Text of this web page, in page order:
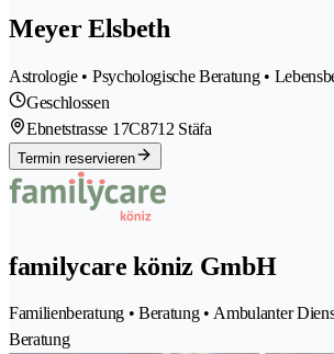
Meyer Elsbeth
Astrologie • Psychologische Beratung •
Geschlossen
Ebnetstrasse 17C8712 Stäfa
Termin reservieren
familycare köniz GmbH
Familienberatung • Beratung • Ambulanter
Beratung